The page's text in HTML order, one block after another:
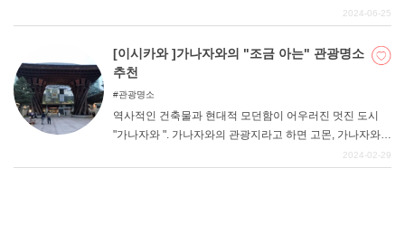
개인 정보보호
문의
회사개요
적 특성과 관광 명소의 배치로 인해 외국인들의 지지도 두
그런 지역이면서도 애니메이션의 성지 순례지화도 두드러
져 팬들의 순례가 끊이지 않고 있다. 꼭 한번 방문해보시기
바랍니다.
2024-06-25
[이시카와 ]가나자와의 "조금 아는" 관광명소
추천
관광명소
역사적인 건축물과 현대적 모던함이 어우러진 멋진 도시
"가나자와 ". 가나자와의 관광지라고 하면 고몬, 가나자와
성터, 겐로쿠엔, 21세기 미술관 등을 떠올리는 사람이 많을
2024-02-29